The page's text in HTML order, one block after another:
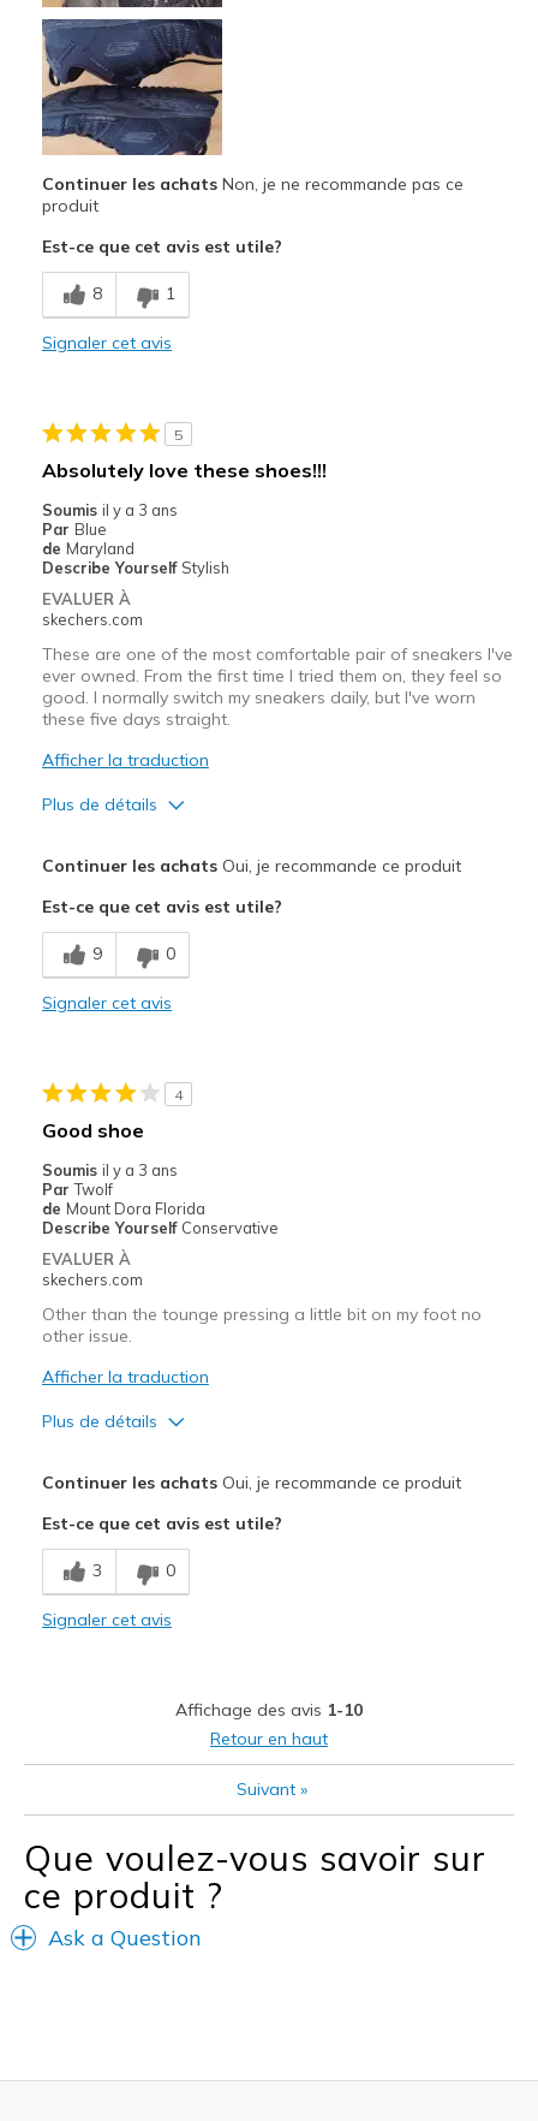
Continuer les achatsNon, je ne recommande pas ce
produit
Est-ce que cet avis est utile?
8 1
Signaler cet avis
5
Absolutely love these shoes!!!
Soumis il y a 3 ans
Par Blue
de Maryland
Describe Yourself Stylish
EVALUER À
skechers.com
These are one of the most comfortable pair of sneakers I've
ever owned. From the first time I tried them on, they feel so
good. I normally switch my sneakers daily, but I've worn
these five days straight.
Afficher la traduction
Plus de détails
Breathe Well
Comfortable
View On Shoes
Continuer les achatsOui, je recommande ce produit
Est-ce que cet avis est utile?
9 0
Signaler cet avis
4
Good shoe
Soumis il y a 3 ans
Par Twolf
de Mount Dora Florida
Describe Yourself Conservative
EVALUER À
skechers.com
Other than the tounge pressing a little bit on my foot no
other issue.
Afficher la traduction
Plus de détails
Le contre
Need Break In
Travel
Width
Feels true to width
Sizing
Feels true to size
View On Shoes
Shoes are for Wearing
Continuer les achatsOui, je recommande ce produit
Est-ce que cet avis est utile?
3 0
Signaler cet avis
Affichage des avis 1-10
Retour en haut
Suivant »
Que voulez-vous savoir sur
ce produit ?
Ask a Question